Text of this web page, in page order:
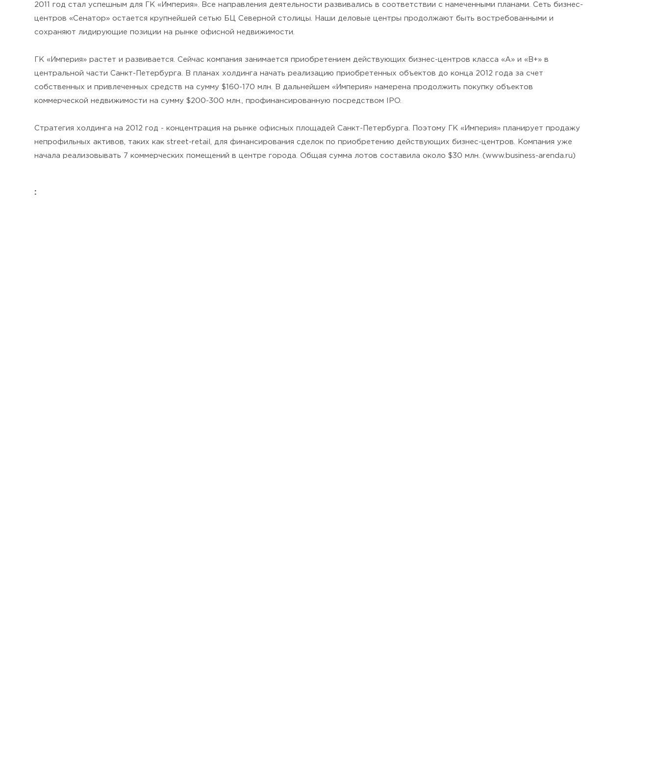
2011 год стал успешным для ГК «Империя». Все направления деятельности развивались в соответствии с намеченными планами. Сеть бизнес-
центров «Сенатор» остается крупнейшей сетью БЦ Северной столицы. Наши деловые центры продолжают быть востребованными и
сохраняют лидирующие позиции на рынке офисной недвижимости.
ГК «Империя» растет и развивается. Сейчас компания занимается приобретением действующих бизнес-центров класса «А» и «B+» в
центральной части Санкт-Петербурга. В планах холдинга начать реализацию приобретенных объектов до конца 2012 года за счет
собственных и привлеченных средств на сумму $160-170 млн. В дальнейшем «Империя» намерена продолжить покупку объектов
коммерческой недвижимости на сумму $200-300 млн., профинансированную посредством IPO.
Стратегия холдинга на 2012 год - концентрация на рынке офисных площадей Санкт-Петербурга. Поэтому ГК «Империя» планирует продажу
непрофильных активов, таких как street-retail, для финансирования сделок по приобретению действующих бизнес-центров. Компания уже
начала реализовывать 7 коммерческих помещений в центре города. Общая сумма лотов составила около $30 млн. (www.business-arenda.ru)
: